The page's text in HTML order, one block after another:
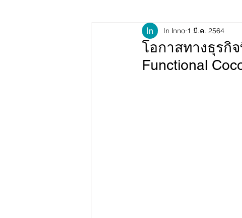
โอกาสทางธุรกิ
Functional
ln lnno 1 มี.ค. 2564